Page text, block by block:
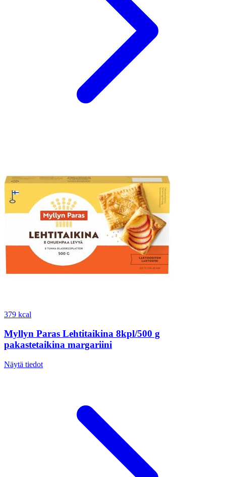
379 kcal
Myllyn Paras Lehtitaikina 8kpl/500 g
pakastetaikina margariini
Näytä tiedot